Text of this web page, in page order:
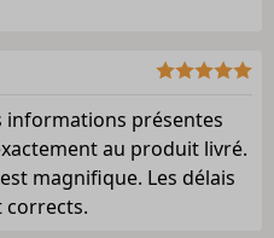
informations présentes
au produit livré.
magnifique. Les délais
corrects.